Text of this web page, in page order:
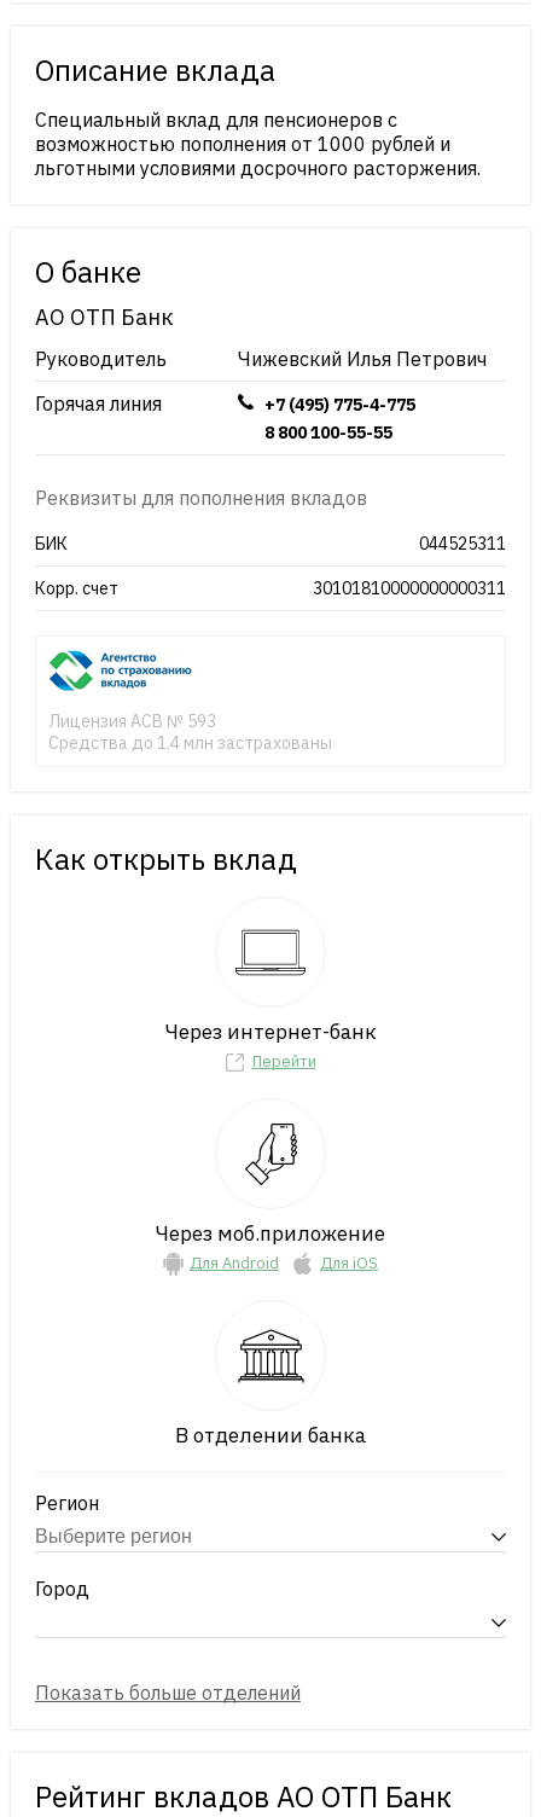
Описание вклада
Специальный вклад для пенсионеров с
возможностью пополнения от 1000 рублей и
льготными условиями досрочного расторжения.
О банке
АО ОТП Банк
Руководитель
Чижевский Илья Петрович
Горячая линия
+7 (495) 775-4-775
8 800 100-55-55
Реквизиты для пополнения вкладов
БИК 044525311
Корр. счет 30101810000000000311
Лицензия АСВ № 593
Средства до 1.4 млн застрахованы
Как открыть вклад
Через интернет-банк
Перейти
Через моб.приложение
Для Android Для iOS
В отделении банка
Регион
Город
Рейтинг вкладов АО ОТП Банк